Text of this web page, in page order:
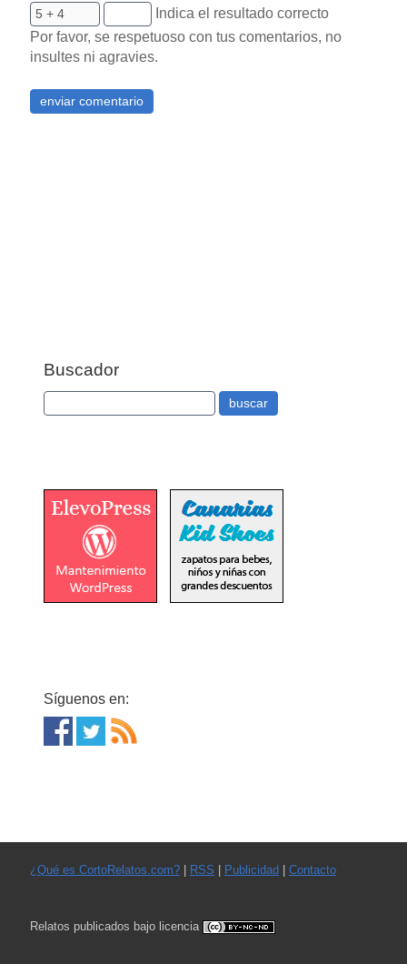
Indica el resultado correcto
Por favor, se respetuoso con tus comentarios, no
insultes ni agravies.
Buscador
Síguenos en:
¿Qué es CortoRelatos.com?| RSS Publicidad Contacto
Relatos publicados bajo licencia